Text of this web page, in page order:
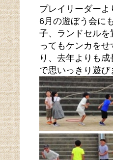
プレイリーダーよ
6月の遊ぼう会に
子、ランドセル
ってもケンカを
り、去年よりも
で思いっきり遊び